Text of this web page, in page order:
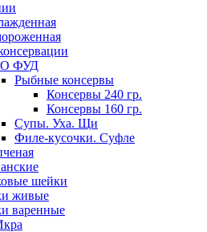
ФУД
Рыбные консервы
Консервы 240 гр.
Консервы 160 гр.
Супы. Уха. Щи
Филе-кусочки. Суфле
шейки
живые
варенные